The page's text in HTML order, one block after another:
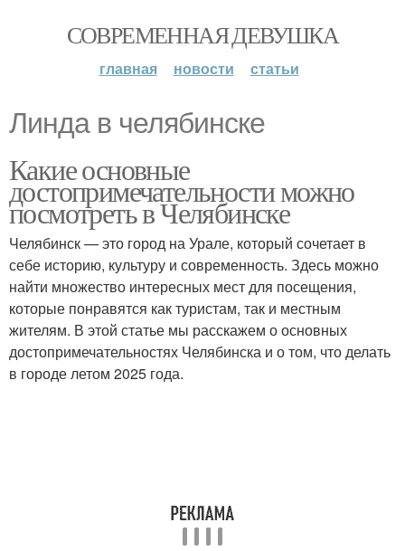
СОВРЕМЕННАЯ ДЕВУШКА
главная новости статьи
Линда в челябинске
Какие основные
достопримечательности можно
посмотреть в Челябинске
Челябинск — это город на Урале, который сочетает в
себе историю, культуру и современность. Здесь можно
найти множество интересных мест для посещения,
которые понравятся как туристам, так и местным
жителям. В этой статье мы расскажем о основных
достопримечательностях Челябинска и о том, что делать
в городе летом 2025 года.